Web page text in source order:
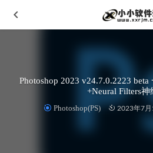
Photoshop 2023 v24.7.0.2223
+Neural Filters神
Photoshop(PS) 2023年7月